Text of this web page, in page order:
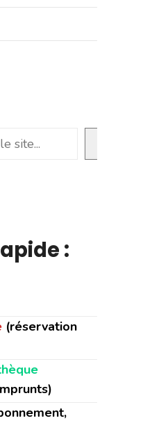
:
(réservation